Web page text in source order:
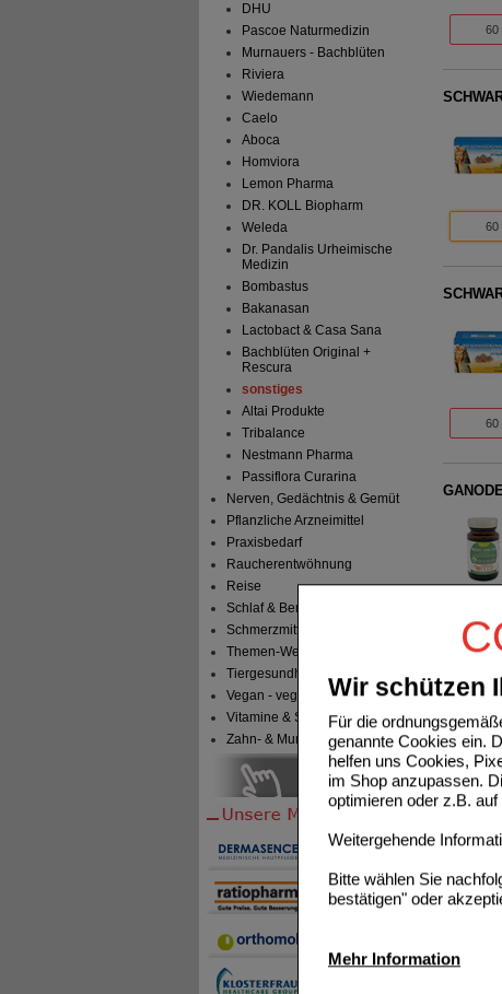
Wir schützen
Für die
genannte Cookies ein.
helfen uns Cookies,
im Shop anzupassen.
optimieren oder z.B.
Weitergehende
Bitte wählen Sie
bestätigen" oder
Mehr Information
DHU
Pascoe Naturmedizin
Murnauers - Bachblüten
Riviera
Wiedemann
Caelo
Aboca
Homviora
Lemon Pharma
DR. KOLL Biopharm
Weleda
Dr. Pandalis Urheimische
Medizin
Bombastus
Bakanasan
Lactobact & Casa Sana
Bachblüten Original +
Rescura
sonstiges
Altai Produkte
Tribalance
Nestmann Pharma
Passiflora Curarina
Nerven, Gedächtnis & Gemüt
Pflanzliche Arzneimittel
Praxisbedarf
Raucherentwöhnung
Reise
Schlaf & Beruhigung
Schmerzmittel
Themen-Welten
Tiergesundheit & Tierbedarf
Vegan - vegetarisch
Vitamine & Sport
Zahn- & Mundpflege
60
60
60